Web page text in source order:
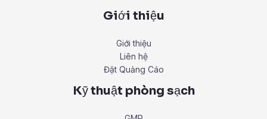
Giới thiệu
Giới thiệu
Liên hệ
Đặt Quảng Cáo
Kỹ thuật phòng sạch